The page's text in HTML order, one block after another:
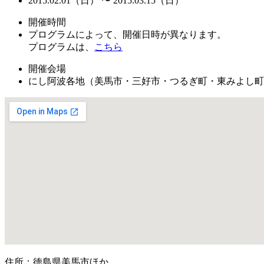
開催時間
プログラムによって、開催日時が異なります。
プログラムは、
こちら
開催会場
にし阿波各地（美馬市・三好市・つるぎ町・東みよし
住所：徳島県美馬市ほか